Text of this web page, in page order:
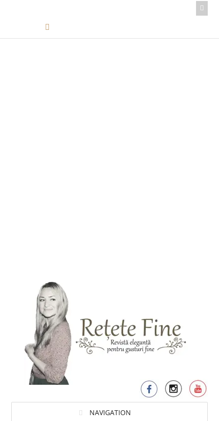
NAVIGATION